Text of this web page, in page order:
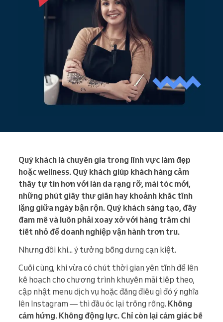
Quý khách là chuyên gia trong lĩnh vực làm đẹp
hoặc wellness. Quý khách giúp khách hàng cảm
thấy tự tin hơn với làn da rạng rỡ, mái tóc mới,
những phút giây thư giãn hay khoảnh khắc tĩnh
lặng giữa ngày bận rộn. Quý khách sáng tạo, đầy
đam mê và luôn phải xoay xở với hàng trăm chi
tiết nhỏ để doanh nghiệp vận hành trơn tru.
Nhưng đôi khi... ý tưởng bỗng dưng cạn kiệt.
Cuối cùng, khi vừa có chút thời gian yên tĩnh để lên
kế hoạch cho chương trình khuyến mãi tiếp theo,
cập nhật menu dịch vụ hoặc đăng điều gì đó ý nghĩa
lên Instagram — thì đầu óc lại trống rỗng. Không
cảm hứng. Không động lực. Chỉ còn lại cảm giác bế